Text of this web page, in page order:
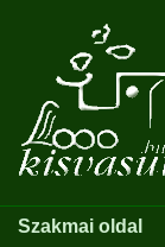
Szakmai oldal